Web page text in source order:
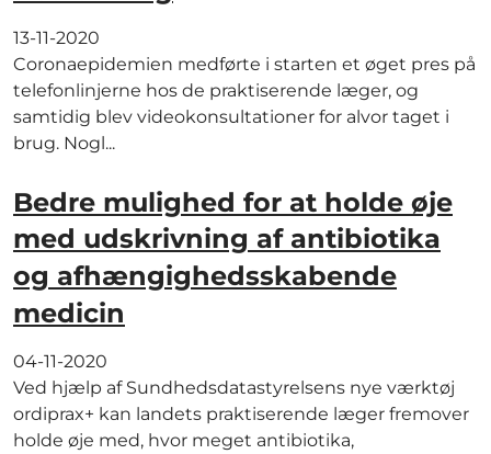
13-11-2020
Coronaepidemien medførte i starten et øget pres på
telefonlinjerne hos de praktiserende læger, og
samtidig blev videokonsultationer for alvor taget i
brug. Nogl...
Bedre mulighed for at holde øje
med udskrivning af antibiotika
og afhængighedsskabende
medicin
04-11-2020
Ved hjælp af Sundhedsdatastyrelsens nye værktøj
ordiprax+ kan landets praktiserende læger fremover
holde øje med, hvor meget antibiotika,